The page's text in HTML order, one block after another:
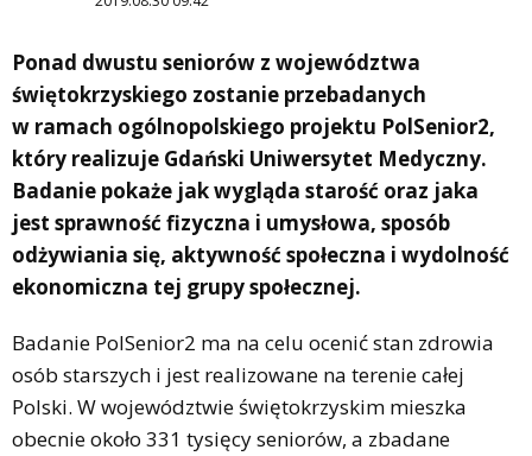
Ponad dwustu seniorów z województwa
świętokrzyskiego zostanie przebadanych
w ramach ogólnopolskiego projektu PolSenior2,
który realizuje Gdański Uniwersytet Medyczny.
Badanie pokaże jak wygląda starość oraz jaka
jest sprawność fizyczna i umysłowa, sposób
odżywiania się, aktywność społeczna i wydolność
ekonomiczna tej grupy społecznej.
Badanie PolSenior2 ma na celu ocenić stan zdrowia
osób starszych i jest realizowane na terenie całej
Polski. W województwie świętokrzyskim mieszka
obecnie około 331 tysięcy seniorów, a zbadane